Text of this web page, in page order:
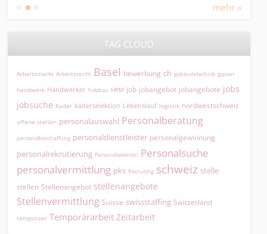
mehr »
TAG CLOUD
Arbeitsmarkt Arbeitsrecht Basel bewerbung ch gebäudetechnik gipser
handwerk Handwerker holzbau HRM job jobangebot jobangebote jobs
jobsuche Kader kaderselektion Lebenslauf logistik nordwestschweiz
offene stellen personalauswahl Personalberatung
personalbeschaffung personaldienstleister personalgewinnung
personalrekrutierung Personalselektion Personalsuche
personalvermittlung pks Recruiting schweiz stelle
stellen Stellenangebot stellenangebote
Stellenvermittlung Suisse swissstaffing Switzerland
temporaer Temporärarbeit Zeitarbeit